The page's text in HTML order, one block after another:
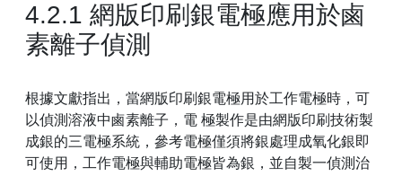
4.2.1 網版印刷銀電極應用於鹵
素離子偵測
根據文獻指出，當網版印刷銀電極用於工作電極時，可
以偵測溶液中鹵素離子，電 極製作是由網版印刷技術製
成銀的三電極系統，參考電極僅須將銀處理成氧化銀即
可使用，工作電極與輔助電極皆為銀，並自製一偵測治